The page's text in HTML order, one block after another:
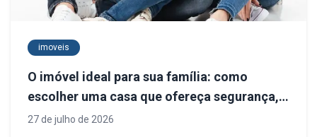
imoveis
O imóvel ideal para sua família: como
escolher uma casa que ofereça segurança,
qualidade de vida e valorização em Joinville
27 de julho de 2026